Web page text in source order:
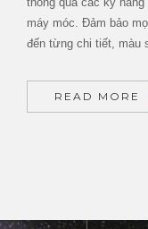
máy móc. Đảm bảo
đến từng chi tiết, màu
READ MORE